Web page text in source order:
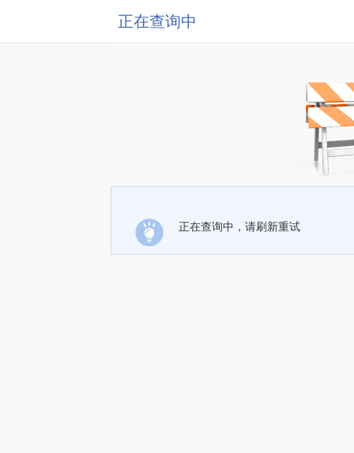
正在查询中
正在查询中，请刷新重试